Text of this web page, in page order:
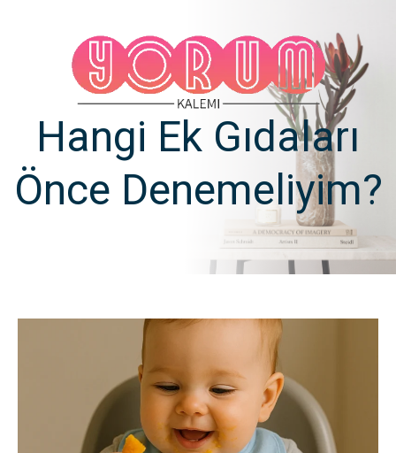
Hangi Ek Gıdaları
Önce Denemeliyim?